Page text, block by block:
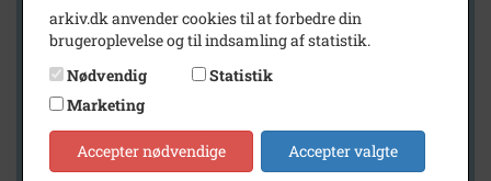
Geografi
Generelt
Vis kun med billeder
arkiv.dk anvender cookies til at forbedre din
brugeroplevelse og til indsamling af statistik.
Nødvendig
Statistik
Marketing
Accepter nødvendige Accepter valgte